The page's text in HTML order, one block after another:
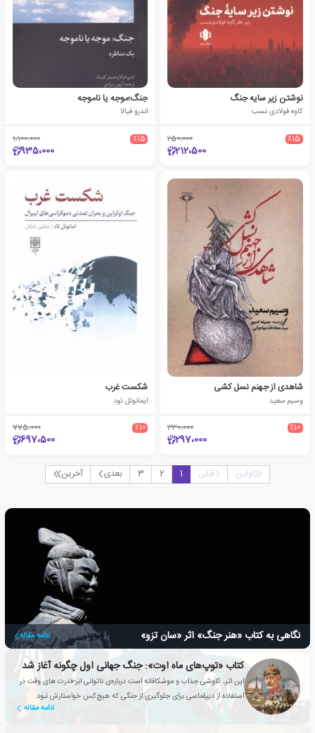
نوشتن زیر سایه جنگ
کاوه فولادی نسب
٪15 250،000
212،500
جنگ؛موجه یا ناموجه
اندرو فیالا
٪15 1،100،000
935،000
شاهدی از جهنم نسل کشی
وسیم سعید
٪10 330،000
297،000
شکست غرب
ایمانوئل تود
٪10 775،000
697،500
اولین قبلی 1
2
3 بعدی آخرین
نگاهی به کتاب «هنر جنگ» اثر «سان تزو» ادامه مقاله
کتاب «توپ‌های ماه اوت»: جنگ جهانی اول چگونه آغاز شد
این اثر، کاوشی جذاب و موشکافانه است درباره‌ی ناتوانی ابَر-قدرت های وقت در
استفاده از دیپلماسی برای جلوگیری از جنگی که هیچ‌کس خواستارش نبود.
ادامه مقاله